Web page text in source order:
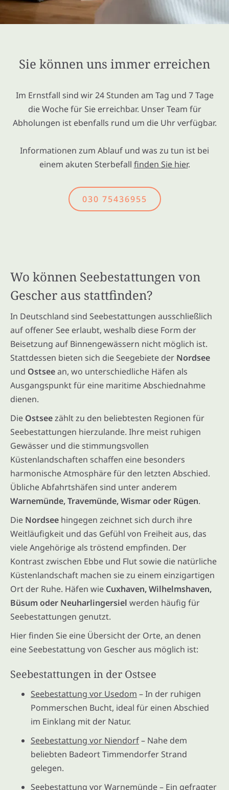
Sie können uns immer erreichen
Im Ernstfall sind wir 24 Stunden am Tag und 7 Tage
die Woche für Sie erreichbar. Unser Team für
Abholungen ist ebenfalls rund um die Uhr verfügbar.
Informationen zum Ablauf und was zu tun ist bei
einem akuten Sterbefall finden Sie hier.
030 75436955
Wo können Seebestattungen von
Gescher aus stattfinden?
In Deutschland sind Seebestattungen ausschließlich
auf offener See erlaubt, weshalb diese Form der
Beisetzung auf Binnengewässern nicht möglich ist.
Stattdessen bieten sich die Seegebiete der Nordsee
und Ostseean, wo unterschiedliche Häfen als
Ausgangspunkt für eine maritime Abschiednahme
dienen.
Die Ostseezählt zu den beliebtesten Regionen für
Seebestattungen hierzulande. Ihre meist ruhigen
Gewässer und die stimmungsvollen
Küstenlandschaften schaffen eine besonders
harmonische Atmosphäre für den letzten Abschied.
Übliche Abfahrtshäfen sind unter anderem
Warnemünde, Travemünde, Wismar oder Rügen.
Die Nordsee hingegen zeichnet sich durch ihre
Weitläufigkeit und das Gefühl von Freiheit aus, das
viele Angehörige als tröstend empfinden. Der
Kontrast zwischen Ebbe und Flut sowie die natürliche
Küstenlandschaft machen sie zu einem einzigartigen
Ort der Ruhe. Häfen wie Cuxhaven, Wilhelmshaven,
Büsum oder Neuharlingersiel werden häufig für
Seebestattungen genutzt.
Hier finden Sie eine Übersicht der Orte, an denen
eine Seebestattung von Gescher aus möglich ist:
Seebestattungen in der Ostsee
Seebestattung vor Usedom – In der ruhigen
Pommerschen Bucht, ideal für einen Abschied
im Einklang mit der Natur.
Seebestattung vor Niendorf– Nahe dem
beliebten Badeort Timmendorfer Strand
gelegen.
Seebestattung vor Warnemünde– Ein gefragter